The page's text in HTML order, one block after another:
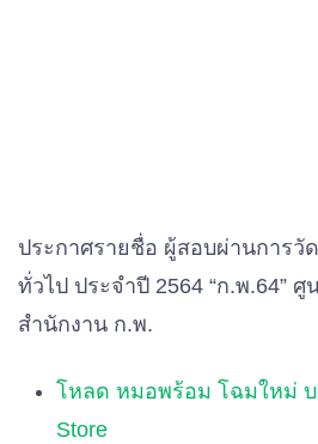
ประกาศรายชื่อ ผู้สอบผ่านการวั
ทั่วไป ประจำปี 2564 “ก.พ.64”
สำนักงาน ก.พ.
โหลด หมอพร้อม โฉมใหม่ บ
Store